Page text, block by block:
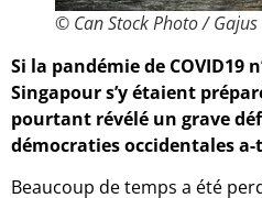
© Can Stock Photo / Gajus
Si la pandémie de COVID19
Singapour s’y étaient
pourtant révélé un grave
démocraties occidentales a-
Beaucoup de temps a été